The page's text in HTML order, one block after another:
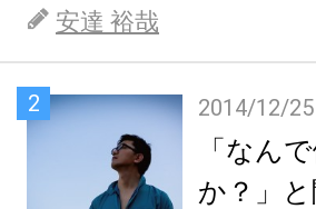
安達 裕哉
2 2014/12/25
「なん
か？」